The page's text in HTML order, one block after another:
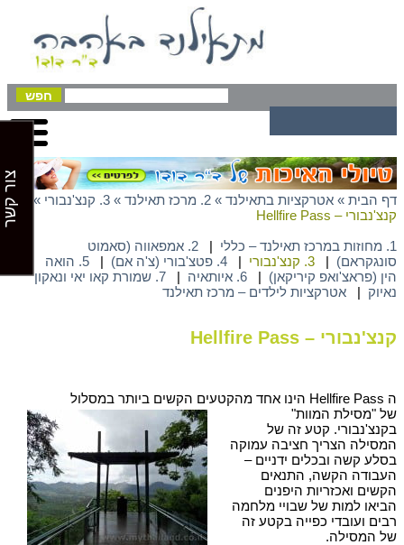
דף הבית » אטרקציות בתאילנד » 2. מרכז תאילנד » 3. קנצ'נבורי
»
קנצ'נבורי – Hellfire Pass
1. מחוזות במרכז תאילנד – כללי
|
2. אמפאווה (סאמוט
סונגקראם) | 3. קנצ'נבורי | 4. פטצ'בורי (צ'ה אם) |
5. הואה
הין (פראצ'ואפ קיריקאן) | 6. איותאיה |
7. שמורת קאו יאי ונאקון
נאיוק | אטרקציות לילדים – מרכז תאילנד
קנצ'נבורי – Hellfire Pass
ה Hellfire Pass הינו אחד מהקטעים הקשים ביותר במסלול
של "מסילת המוות"
בקנצ'נבורי. קטע זה של
המסילה הצריך חציבה עמוקה
בסלע קשה ובכלים ידניים –
העבודה הקשה, התנאים
הקשים ואכזריות היפנים
הביאו למות של שבויי מלחמה
רבים ועובדי כפייה בקטע זה
של המסילה.
צור קשר